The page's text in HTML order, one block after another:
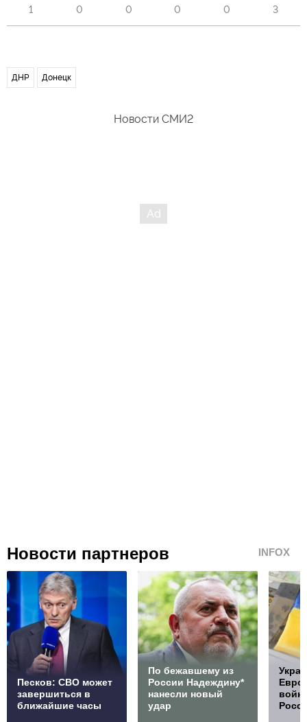
1 0 0 0 0 3
ДНР Донецк
Новости СМИ2
Новости партнеров INFOX
Песков: СВО может
завершиться в
ближайшие часы
По бежавшему из
России Надеждину*
нанесли новый
удар